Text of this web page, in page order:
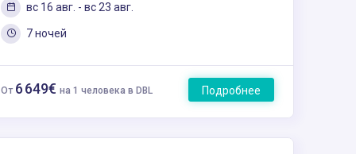
вс 16 авг. - вс 23 авг.
7 ночей
От 6 649€ на 1 человека в DBL Подробнее